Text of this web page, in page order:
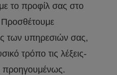
το προφίλ σας στο
Προσθέτουμε
των υπηρεσιών σας,
τρόπο τις λέξεις-
προηγουμένως.